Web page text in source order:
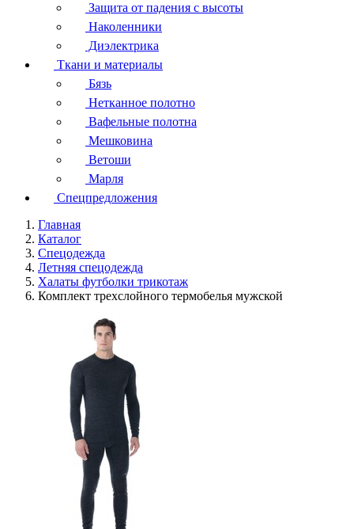
Защита от падения с высоты
Наколенники
Диэлектрика
Ткани и материалы
Бязь
Нетканное полотно
Вафельные полотна
Мешковина
Ветоши
Марля
Спецпредложения
Главная
Каталог
Спецодежда
Летняя спецодежда
Халаты футболки трикотаж
Комплект трехслойного термобелья мужской